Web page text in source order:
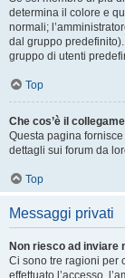
determina il colore e
normali;
dal gruppo
gruppo di utenti
Top
Che cos’è il
Questa pagina
dettagli sui forum da
Top
Messaggi privati
Non riesco ad inviare
Ci sono tre ragioni per
effettuato l’accesso,